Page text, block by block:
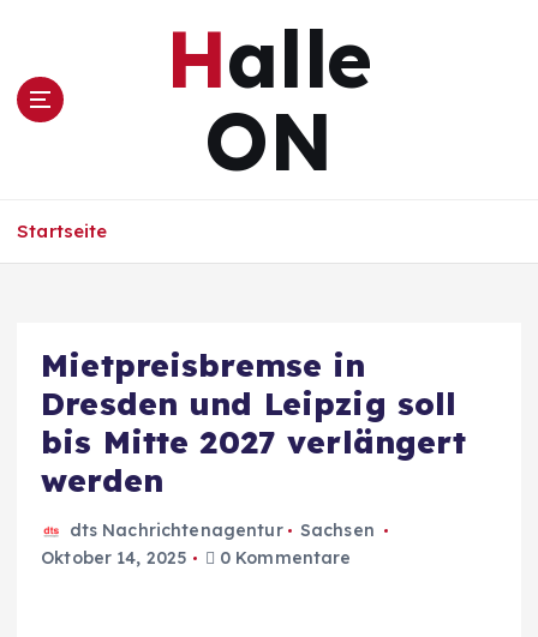
s
Halle
ON
Startseite
Mietpreisbremse in
Dresden und Leipzig soll
bis Mitte 2027 verlängert
werden
dts Nachrichtenagentur
Sachsen
Oktober 14, 2025
0 Kommentare